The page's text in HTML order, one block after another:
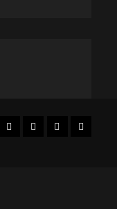
FacebookInstagram
YouTubeTwitter